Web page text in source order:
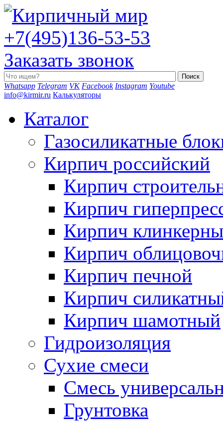
+7(495)136-53-53
Заказать звонок
Whatsapp Telegram VK Facebook Instagram Youtube
info@kirmir.ru Калькуляторы
Каталог
Газосиликатные
Кирпич российский
Кирпич
Кирпич
Кирпич
Кирпич
Кирпич печной
Кирпич
Кирпич шамотный
Гидроизоляция
Сухие смеси
Смесь
Грунтовка